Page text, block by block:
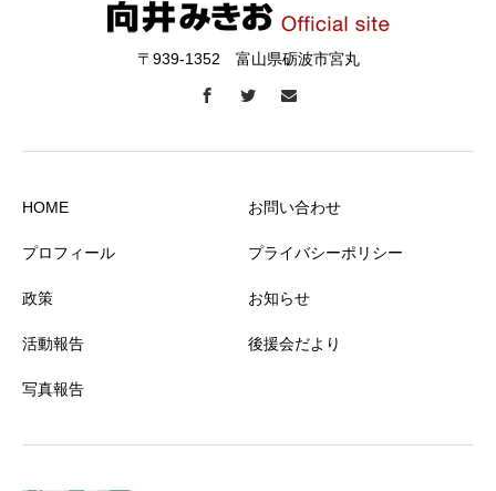
〒939-1352 富山県砺波市宮丸
HOME
プロフィール
政策
活動報告
写真報告
お問い合わせ
プライバシーポリシー
お知らせ
後援会だより